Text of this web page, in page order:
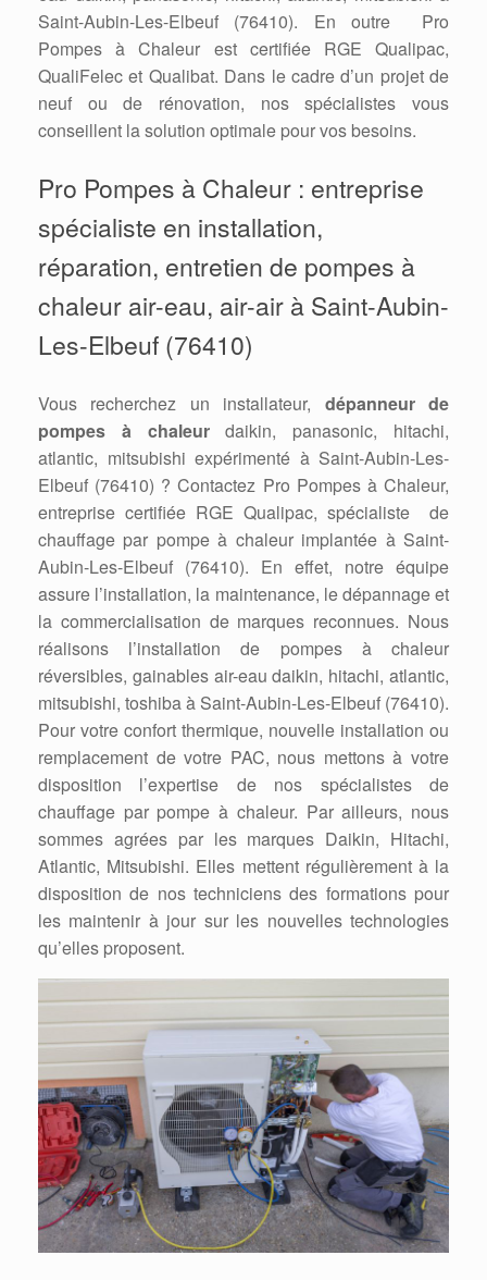
Saint-Aubin-Les-Elbeuf (76410). En outre Pro
Pompes à Chaleur est certifiée RGE Qualipac,
QualiFelec et Qualibat. Dans le cadre d’un projet de
neuf ou de rénovation, nos spécialistes vous
conseillent la solution optimale pour vos besoins.
Pro Pompes à Chaleur : entreprise
spécialiste en installation,
réparation, entretien de pompes à
chaleur air-eau, air-air à Saint-Aubin-
Les-Elbeuf (76410)
Vous recherchez un installateur, dépanneur de
pompes à chaleurdaikin, panasonic, hitachi,
atlantic, mitsubishi expérimenté à Saint-Aubin-Les-
Elbeuf (76410) ? Contactez Pro Pompes à Chaleur,
entreprise certifiée RGE Qualipac, spécialiste de
chauffage par pompe à chaleur implantée à Saint-
Aubin-Les-Elbeuf (76410). En effet, notre équipe
assure l’installation, la maintenance, le dépannage et
la commercialisation de marques reconnues. Nous
réalisons l’installation de pompes à chaleur
réversibles, gainables air-eau daikin, hitachi, atlantic,
mitsubishi, toshiba à Saint-Aubin-Les-Elbeuf (76410).
Pour votre confort thermique, nouvelle installation ou
remplacement de votre PAC, nous mettons à votre
disposition l’expertise de nos spécialistes de
chauffage par pompe à chaleur. Par ailleurs, nous
sommes agrées par les marques Daikin, Hitachi,
Atlantic, Mitsubishi. Elles mettent régulièrement à la
disposition de nos techniciens des formations pour
les maintenir à jour sur les nouvelles technologies
qu’elles proposent.